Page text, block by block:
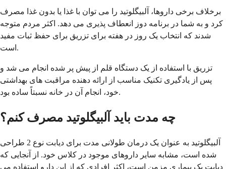
برخلاف برخی داروها، آلبیگلوتید را می توان با غذا یا بدون غذا مصرف
کرد و به شما در برنامه دوز انعطاف پذیری می دهد. اکثر مردم متوجه
شدند که انتخاب یک روز در هفته برای تزریق برای حفظ ثبات مفید
است.
تزریق با استفاده از یک دستگاه قلم از پیش پر شده انجام می شد و
پس از یادگیری تکنیک مناسب از ارائه دهنده مراقبت های بهداشتی
خود، انجام آن در خانه نسبتاً ساده بود.
چه مدت باید آلبیگلوتید مصرف کنم؟
آلبیگلوتید به عنوان یک درمان طولانی مدت برای دیابت نوع 2 طراحی
شده است، مشابه سایر داروهای موجود در کلاس خود. از آنجایی که
دیابت یک بیماری مزمن است، اکثر افرادی که از این دارو استفاده می